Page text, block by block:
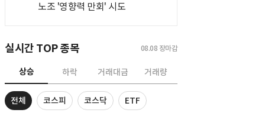
노조 '영향력 만회' 시도
실시간 TOP 종목 08.08 장마감
상승 하락 거래대금 거래량
전체 코스피 코스닥 ETF